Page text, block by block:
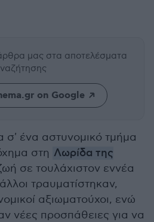
μας στα αποτελέσματα
on Google
σ' ένα αστυνομικό τμήμα
στη Λωρίδα της
σε τουλάχιστον εννέα
τραυματίστηκαν,
αξιωματούχοι, ενώ
νέες προσπάθειες για να